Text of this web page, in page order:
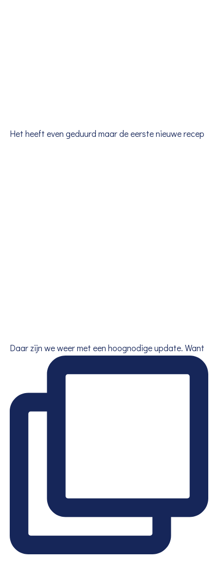
Het heeft even geduurd maar de eerste nieuwe recep
Daar zijn we weer met een hoognodige update. Want